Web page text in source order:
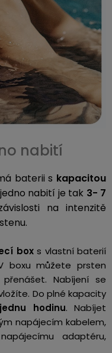
nabití
baterii s kapacitou
nabití je tak 3- 7
na intenzitě
boxs vlastní baterií
boxu můžete prsten
Nabíjení se
Do plné kapacity
jednu hodinu. Nabíjet
napájecím kabelem,
adaptéru,